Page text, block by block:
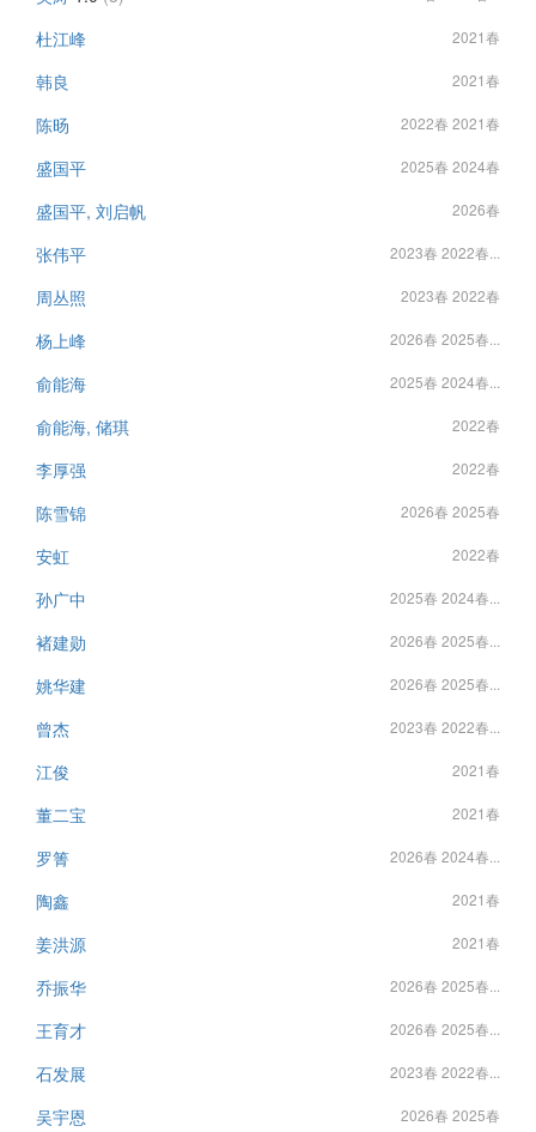
杜江峰 2021春
韩良 2021春
陈旸 2022春 2021春
盛国平 2025春 2024春
盛国平, 刘启帆 2026春
张伟平 2023春 2022春...
周丛照 2023春 2022春
杨上峰 2026春 2025春...
俞能海 2025春 2024春...
俞能海, 储琪 2022春
李厚强 2022春
陈雪锦 2026春 2025春
安虹 2022春
孙广中 2025春 2024春...
褚建勋 2026春 2025春...
姚华建 2026春 2025春...
曾杰 2023春 2022春...
江俊 2021春
董二宝 2021春
罗箐 2026春 2024春...
陶鑫 2021春
姜洪源 2021春
乔振华 2026春 2025春...
王育才 2026春 2025春...
石发展 2023春 2022春...
吴宇恩 2026春 2025春